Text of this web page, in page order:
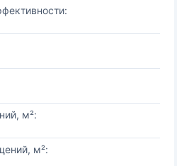
м²:
м²: